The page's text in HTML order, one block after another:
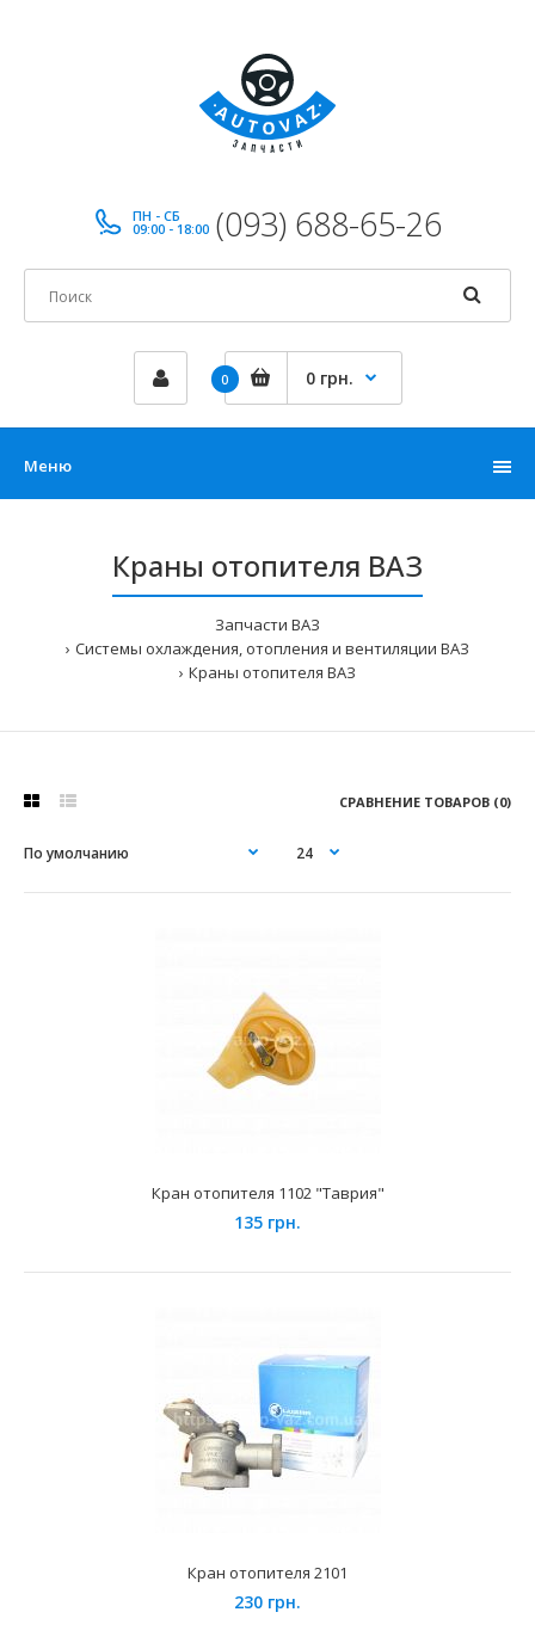
ПН - СБ
09:00 - 18:00 (093) 688-65-26
0 0 грн.
Меню
Краны отопителя ВАЗ
Запчасти ВАЗ
Системы охлаждения, отопления и вентиляции ВАЗ
Краны отопителя ВАЗ
СРАВНЕНИЕ ТОВАРОВ (0)
Кран отопителя 1102 "Таврия"
135 грн.
Применение на автомобилях семейства ЗАЗ "Таврия"
и "Славута" и их модификациях...
Кран отопителя 1102 "Таврия"
135 грн.
Кран отопителя 2101
230 грн.